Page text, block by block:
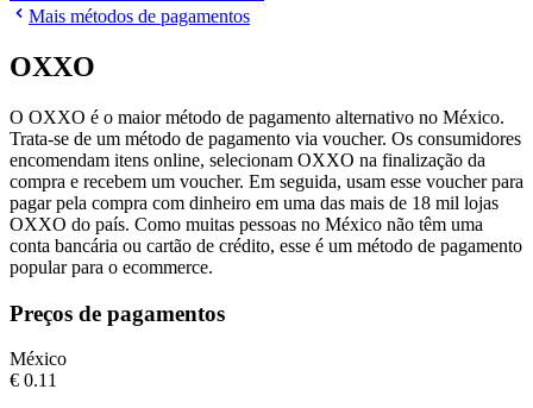
Mais métodos de pagamentos
OXXO
O OXXO é o maior método de pagamento alternativo no México.
Trata-se de um método de pagamento via voucher. Os consumidores
encomendam itens online, selecionam OXXO na finalização da
compra e recebem um voucher. Em seguida, usam esse voucher para
pagar pela compra com dinheiro em uma das mais de 18 mil lojas
OXXO do país. Como muitas pessoas no México não têm uma
conta bancária ou cartão de crédito, esse é um método de pagamento
popular para o ecommerce.
Preços de pagamentos
México
€0.11